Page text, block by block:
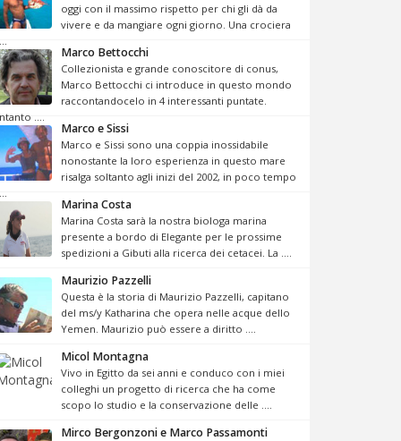
oggi con il massimo rispetto per chi gli dà da
vivere e da mangiare ogni giorno. Una crociera
Marco Bettocchi
Collezionista e grande conoscitore di conus,
Marco Bettocchi ci introduce in questo mondo
raccontandocelo in 4 interessanti puntate.
....
Marco e Sissi
Marco e Sissi sono una coppia inossidabile
nonostante la loro esperienza in questo mare
risalga soltanto agli inizi del 2002, in poco tempo
Marina Costa
Marina Costa sarà la nostra biologa marina
presente a bordo di Elegante per le prossime
spedizioni a Gibuti alla ricerca dei cetacei. La ....
Maurizio Pazzelli
Questa è la storia di Maurizio Pazzelli, capitano
del ms/y Katharina che opera nelle acque dello
Yemen. Maurizio può essere a diritto ....
Micol Montagna
Vivo in Egitto da sei anni e conduco con i miei
colleghi un progetto di ricerca che ha come
scopo lo studio e la conservazione delle ....
Mirco Bergonzoni e Marco Passamonti